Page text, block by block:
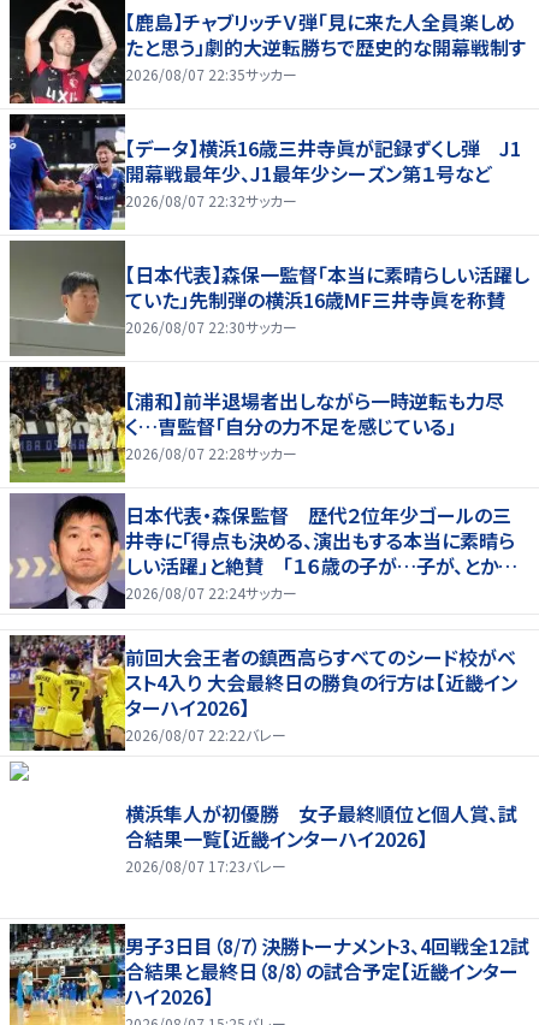
【鹿島】チャブリッチＶ弾「見に来た人全員楽しめ
たと思う」劇的大逆転勝ちで歴史的な開幕戦制す
2026/08/07 22:35サッカー
【データ】横浜16歳三井寺眞が記録ずくし弾 J1
開幕戦最年少、J1最年少シーズン第１号など
2026/08/07 22:32サッカー
【日本代表】森保一監督「本当に素晴らしい活躍し
ていた」先制弾の横浜16歳MF三井寺眞を称賛
2026/08/07 22:30サッカー
【浦和】前半退場者出しながら一時逆転も力尽
く…曺監督「自分の力不足を感じている」
2026/08/07 22:28サッカー
日本代表・森保監督 歴代２位年少ゴールの三
井寺に「得点も決める、演出もする本当に素晴ら
しい活躍」と絶賛 「１６歳の子が…子が、とかっ
て言ったら本当に失礼ですね」と自省
2026/08/07 22:24サッカー
前回大会王者の鎮西高らすべてのシード校がベ
スト4入り 大会最終日の勝負の行方は【近畿イン
ターハイ2026】
2026/08/07 22:22バレー
横浜隼人が初優勝 女子最終順位と個人賞、試
合結果一覧【近畿インターハイ2026】
2026/08/07 17:23バレー
男子3日目（8/7）決勝トーナメント3、4回戦全12試
合結果と最終日（8/8）の試合予定【近畿インター
ハイ2026】